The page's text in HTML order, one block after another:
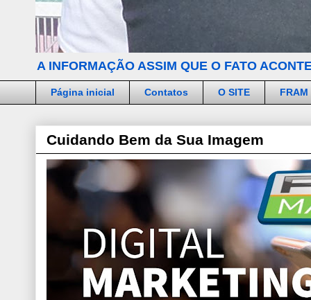
A INFORMAÇÃO ASSIM QUE O FATO
Página inicial Contatos O SITE FRAM
Cuidando Bem da Sua Imagem